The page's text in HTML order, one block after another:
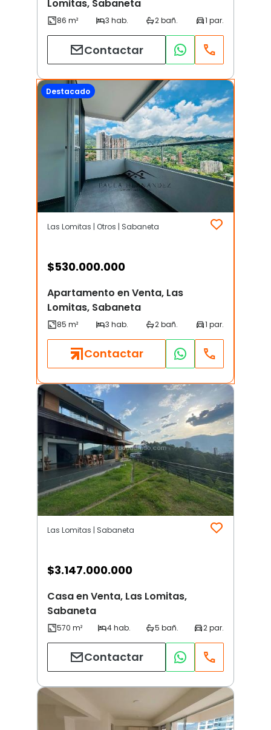
Lomitas, Sabaneta
Contactar
Destacado
Las Lomitas | Otros | Sabaneta
$530.000.000
Apartamento en Venta, Las
Lomitas, Sabaneta
Contactar
Las Lomitas | Sabaneta
$3.147.000.000
Casa en Venta, Las Lomitas,
Sabaneta
Contactar